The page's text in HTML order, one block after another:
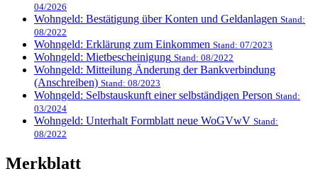
04/2026
Wohngeld: Bestätigung über Konten und Geldanlagen Stand:
08/2022
Wohngeld: Erklärung zum Einkommen Stand: 07/2023
Wohngeld: Mietbescheinigung Stand: 08/2022
Wohngeld: Mitteilung Änderung der Bankverbindung
(Anschreiben) Stand: 08/2023
Wohngeld: Selbstauskunft einer selbständigen Person Stand:
03/2024
Wohngeld: Unterhalt Formblatt neue WoGVwV Stand:
08/2022
Merkblatt